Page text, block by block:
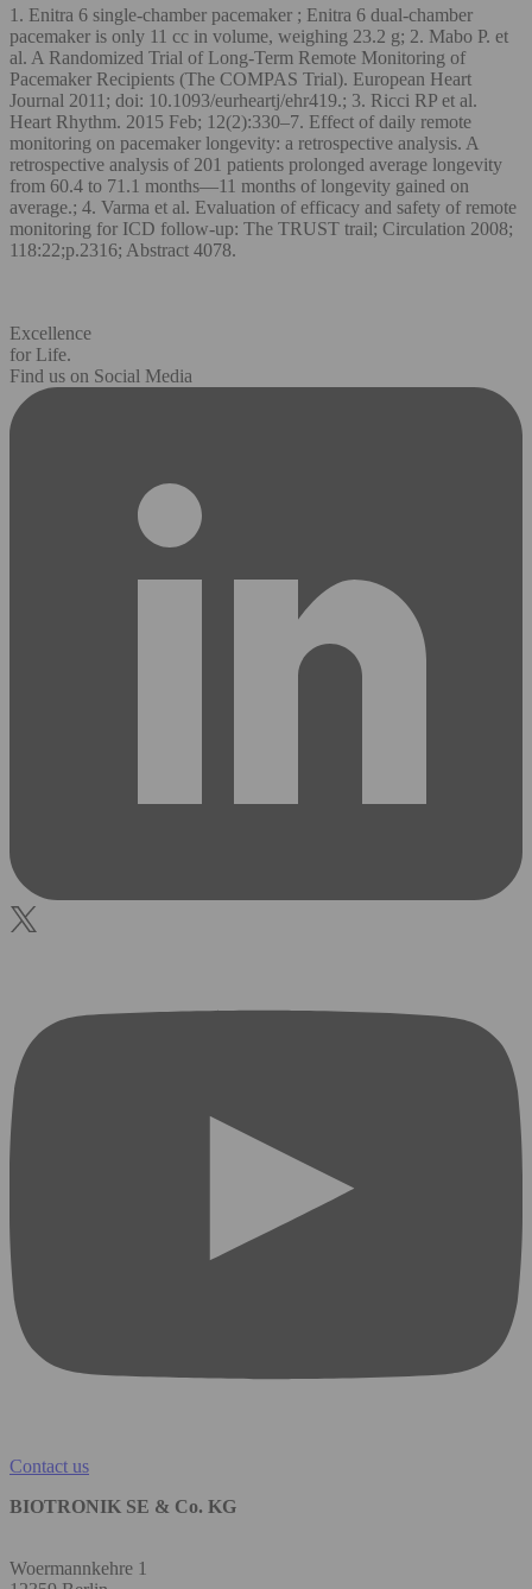
1. Enitra 6 single-chamber pacemaker ; Enitra 6 dual-chamber
pacemaker is only 11 cc in volume, weighing 23.2 g; 2. Mabo P. et
al. A Randomized Trial of Long-Term Remote Monitoring of
Pacemaker Recipients (The COMPAS Trial). European Heart
Journal 2011; doi: 10.1093/eurheartj/ehr419.; 3. Ricci RP et al.
Heart Rhythm. 2015 Feb; 12(2):330–7. Effect of daily remote
monitoring on pacemaker longevity: a retrospective analysis. A
retrospective analysis of 201 patients prolonged average longevity
from 60.4 to 71.1 months—11 months of longevity gained on
average.; 4. Varma et al. Evaluation of efficacy and safety of remote
monitoring for ICD follow-up: The TRUST trail; Circulation 2008;
118:22;p.2316; Abstract 4078.
Excellence
for Life.
Find us on Social Media
Contact us
BIOTRONIK SE & Co. KG
Woermannkehre 1